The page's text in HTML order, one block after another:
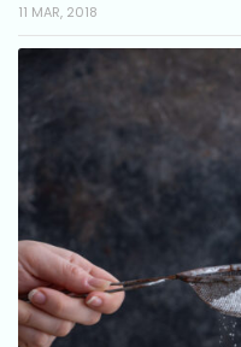
11 MAR, 2018